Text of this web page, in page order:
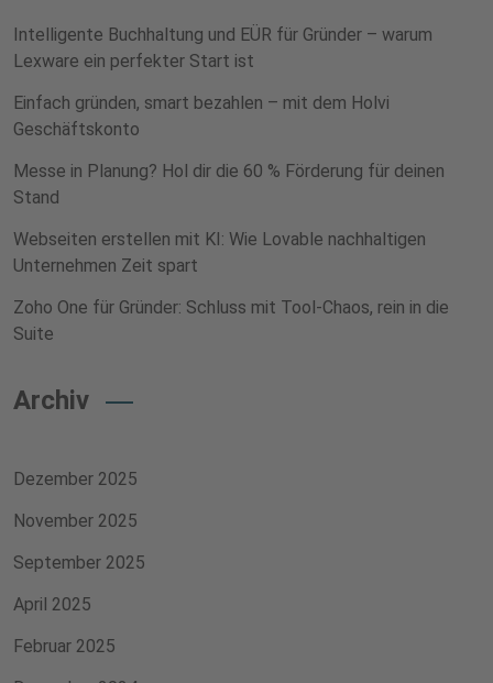
Intelligente Buchhaltung und EÜR für Gründer – warum
Lexware ein perfekter Start ist
Einfach gründen, smart bezahlen – mit dem Holvi
Geschäftskonto
Messe in Planung? Hol dir die 60 % Förderung für deinen
Stand
Webseiten erstellen mit KI: Wie Lovable nachhaltigen
Unternehmen Zeit spart
Zoho One für Gründer: Schluss mit Tool-Chaos, rein in die
Suite
Archiv
Dezember 2025
November 2025
September 2025
April 2025
Februar 2025